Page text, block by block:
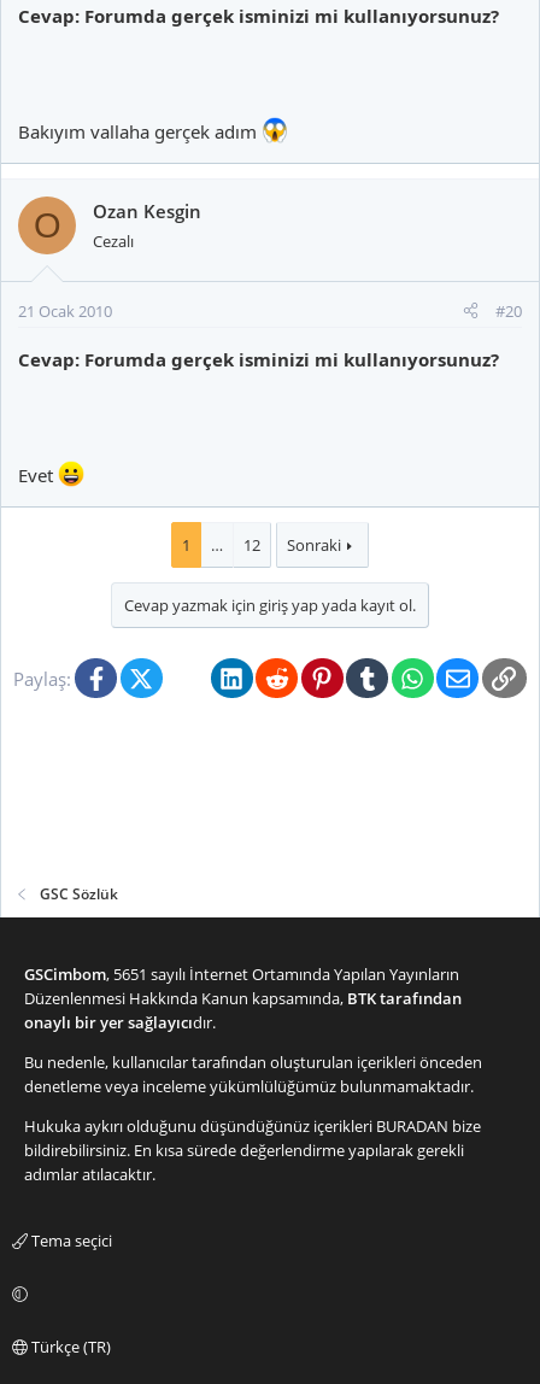
Cevap: Forumda gerçek isminizi mi kullanıyorsunuz?
Bakıyım vallaha gerçek adım
O Ozan Kesgin
Cezalı
21 Ocak 2010 #20
Cevap: Forumda gerçek isminizi mi kullanıyorsunuz?
Evet
1 … 12 Sonraki
Cevap yazmak için giriş yap yada kayıt ol.
Paylaş: FacebookX (Twitter)BlueskyLinkedInRedditPinterestTumblrWhatsApp
E-posta
GSC Sözlük
GSCimbom, 5651 sayılı İnternet Ortamında Yapılan Yayınların
Düzenlenmesi Hakkında Kanun kapsamında, BTK tarafından
onaylı bir yer sağlayıcıdır.
Bu nedenle, kullanıcılar tarafından oluşturulan içerikleri önceden
denetleme veya inceleme yükümlülüğümüz bulunmamaktadır.
Hukuka aykırı olduğunu düşündüğünüz içerikleri BURADAN bize
bildirebilirsiniz. En kısa sürede değerlendirme yapılarak gerekli
adımlar atılacaktır.
Tema seçici
Türkçe (TR)